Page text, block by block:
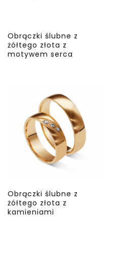
Obrączki ślubne z
żółtego złota z
motywem serca
Obrączki ślubne z
żółtego złota z
kamieniami